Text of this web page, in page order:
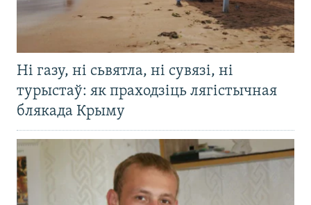
Ні газу, ні сьвятла, ні сувязі, ні
турыстаў: як праходзіць лягістычная
блякада Крыму